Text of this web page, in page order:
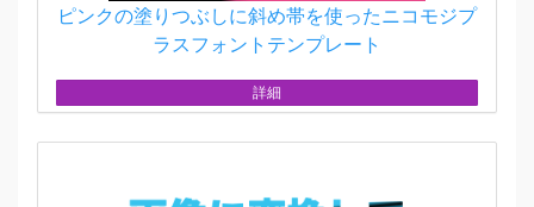
ピンクの塗りつぶしに斜め帯を使ったニコモジプ
ラスフォントテンプレート
詳細